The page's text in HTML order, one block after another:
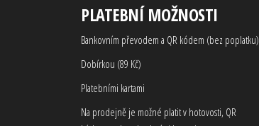
PLATEBNÍ MOŽNOSTI
Bankovním převodem a QR kódem (bez poplatku)
Dobírkou (89 Kč)
Platebními kartami
Na prodejně je možné platit v hotovosti, QR